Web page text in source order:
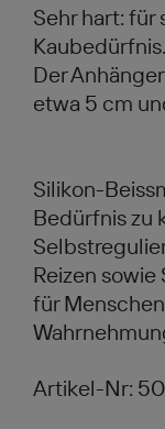
Sehr hart: für
Kaubedürfnis.
Der
etwa 5 cm
Silikon-
Bedürfnis zu
Reizen
für
Artikel-Nr: